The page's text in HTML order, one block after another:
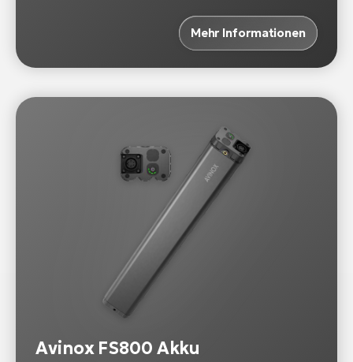
Mehr Informationen
Avinox FS800 Akku